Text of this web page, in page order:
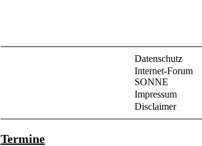
Datenschutz
Internet-Forum
SONNE
Impressum
Disclaimer
Termine